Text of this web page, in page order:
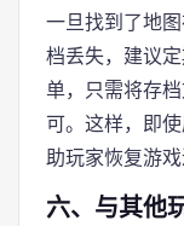
一旦找到了地
档丢失，建议
单，只需将存
可。这样，即
助玩家恢复游戏
六、与其他